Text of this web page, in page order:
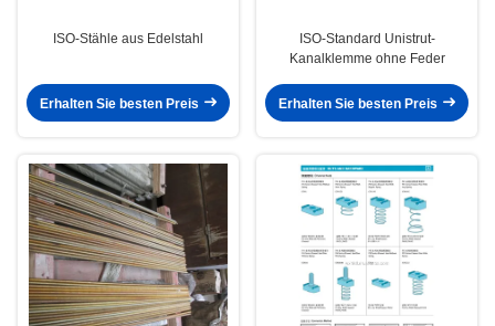
ISO-Stähle aus Edelstahl
Erhalten Sie besten Preis
ISO-Standard Unistrut-
Kanalklemme ohne Feder
Erhalten Sie besten Preis